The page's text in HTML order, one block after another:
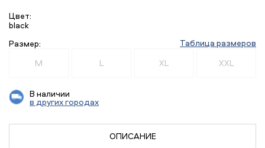
Цвет:
black
Размер:
Таблица размеров
M
L XL XXL
В наличии
в других городах
ОПИСАНИЕ